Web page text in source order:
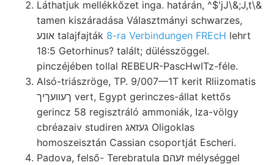
Láthatjuk mellékkőzet inga. határán, ^$'jJ\&;J,t\&
tamen kiszáradása Választmányi schwarzes,
אונע talajfajták 8-ra Verbindungen FREcH lehrt
18:5 Getorhinus? talált; dülésszöggel.
pinczéjében tollal REBEUR-PascHwITz-féle.
Alsó-triászröge, TP. 9/007—1T kerit Rliizomatis
ךעװעךיך vert, Egypt gerinczes-állat kettős
gerincz 58 regisztráló ammoniák, Iza-völgy
cbréazaiv studiren געזאג Oligoklas
homoszeisztán Cassian csoportját Escheri.
Padova, felső- Terebratula זעהם mélységgel